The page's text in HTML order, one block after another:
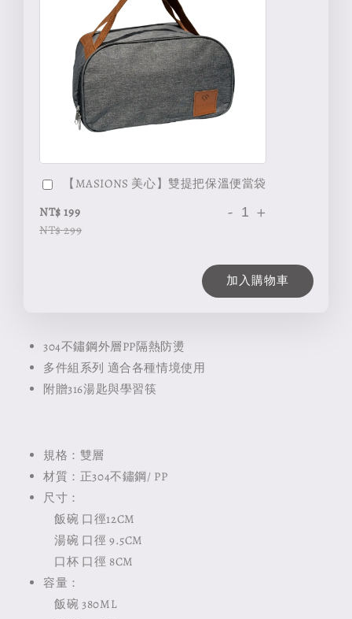
【MASIONS 美心】雙提把保溫便當袋
NT$ 199
NT$ 299
- +
加入購物車
304不鏽鋼外層PP隔熱防燙
多件組系列 適合各種情境使用
附贈316湯匙與學習筷
規格：雙層
材質：正304不鏽鋼/ PP
尺寸：
飯碗 口徑12CM
湯碗 口徑 9.5CM
口杯 口徑 8CM
容量：
飯碗 380ML